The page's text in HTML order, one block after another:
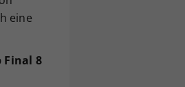
eine
Final 8